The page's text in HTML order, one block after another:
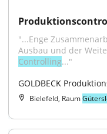
"...Enge
Controlling..."
GOLDBECK
Bielefeld, Raum